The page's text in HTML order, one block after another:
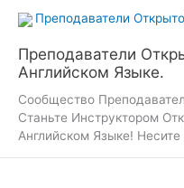
содержимому
Преподаватели
Английском Языке.
Сообщество
Станьте Инструктором
Английском Языке!